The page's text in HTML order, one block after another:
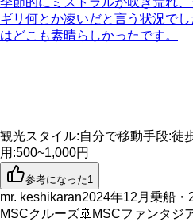
ギリ何とか凌いだと言う状況で
はどこも素晴らしかったです。
観光スタイル:自分で移動手段:徒
用 :500~1,000円
参考になった1
mr. keshikaran2024年12月乗船・
MSCクルーズ🚢 MSCファンタジ